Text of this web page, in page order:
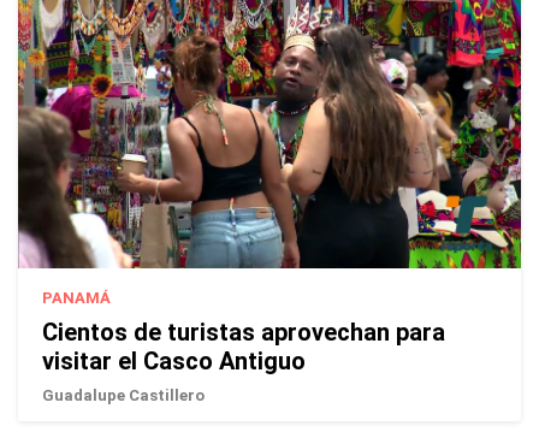
PANAMÁ
Cientos de turistas aprovechan para
visitar el Casco Antiguo
Guadalupe Castillero